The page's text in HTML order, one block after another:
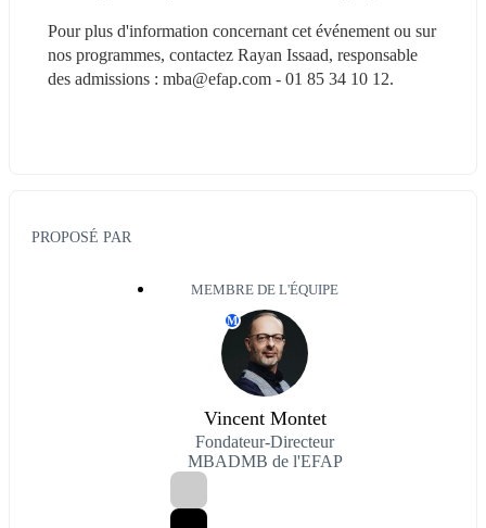
Pour plus d'information concernant cet événement ou sur
nos programmes, contactez Rayan Issaad, responsable
des admissions : mba@efap.com - 01 85 34 10 12.
PROPOSÉ PAR
MEMBRE DE L'ÉQUIPE
M
Vincent Montet
Fondateur-Directeur
MBADMB de l'EFAP